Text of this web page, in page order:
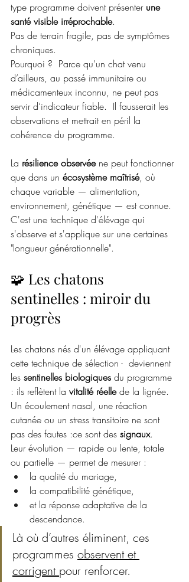
type programme doivent présenter une
santé visible irréprochable.
Pas de terrain fragile, pas de symptômes
chroniques.
Pourquoi ?  Parce qu’un chat venu
d’ailleurs, au passé immunitaire ou
médicamenteux inconnu, ne peut pas
servir d’indicateur fiable.  Il fausserait les
observations et mettrait en péril la
cohérence du programme.
La résilience observée ne peut fonctionner
que dans un écosystème maîtrisé, où
chaque variable — alimentation,
environnement, génétique — est connue.
C'est une technique d'élévage qui
s'observe et s'applique sur une certaines
"longueur générationnelle".
🧩 Les chatons
sentinelles : miroir du
progrès
Les chatons nés d'un élévage appliquant
cette technique de sélection -  deviennent
les sentinelles biologiques du programme
: ils reflètent la vitalité réelle de la lignée.
Un écoulement nasal, une réaction
cutanée ou un stress transitoire ne sont
pas des fautes :ce sont des signaux.
Leur évolution — rapide ou lente, totale
ou partielle — permet de mesurer :
la qualité du mariage,
la compatibilité génétique,
et la réponse adaptative de la
descendance.
Là où d’autres éliminent, ces
programmes observent et
corrigent pour renforcer.